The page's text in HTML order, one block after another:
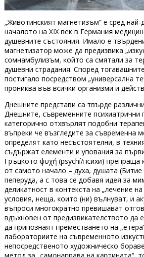
„Животинският магнетизъм“ е сред най-
началото на XIX век в Германия
душевните състояния. Имало е
магнетизатор може да предизвика
сомнамбулизъм, който са смятали за
душевни страдания. Според
постигало посредством „универсална
прониква във всички организми и
Днешните представи са твърде
Днешните, съвременните психиатрични
категорично отхвърлят подобни
въпреки че възгледите за съвременна
определят като несъстоятелни, в
съдържат елементи и упования за
Гръцкото ψυχή (psychí/психи)
от самото начало – духа, душата (Битие
пеперуда, а с това се добавя идея за
деликатност в контекста на „лечение
условия, неща, които (ни) вълнуват, и
въпроси многократно превишават
вдъхновен от предизвикателството да
да припознаят преместването на
лабораториите на съвременното
непосредственото художническо